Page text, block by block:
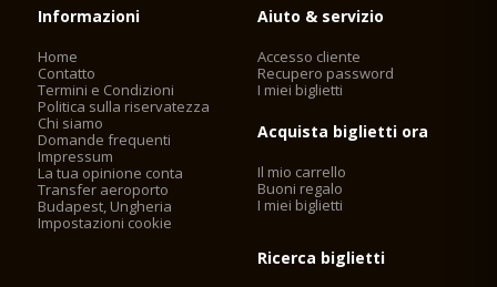
Informazioni
Home
Contatto
Termini e Condizioni
Politica sulla riservatezza
Chi siamo
Domande frequenti
Impressum
La tua opinione conta
Transfer aeroporto
Budapest, Ungheria
Impostazioni cookie
Aiuto & servizio
Accesso cliente
Recupero password
I miei biglietti
Acquista biglietti ora
Il mio carrello
Buoni regalo
I miei biglietti
Ricerca biglietti